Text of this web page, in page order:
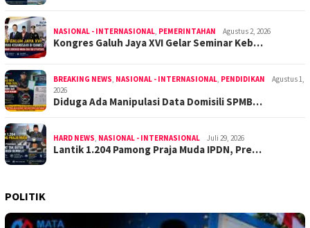
NASIONAL - INTERNASIONAL PEMERINTAHAN Agustus 2, 2026
Kongres Galuh Jaya XVI Gelar Seminar Keb…
BREAKING NEWS NASIONAL - INTERNASIONAL PENDIDIKAN
Agustus 1,
2026
Diduga Ada Manipulasi Data Domisili SPMB…
HARD NEWS NASIONAL - INTERNASIONAL Juli 29, 2026
Lantik 1.204 Pamong Praja Muda IPDN, Pre…
POLITIK